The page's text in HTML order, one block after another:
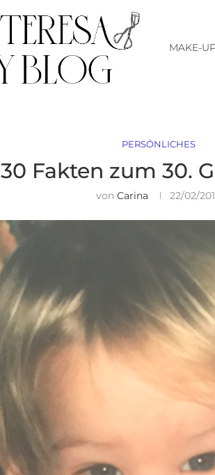
MAKE-
PERSÖNLICHES
30 Fakten zum 30.
vonCarina 22/02/